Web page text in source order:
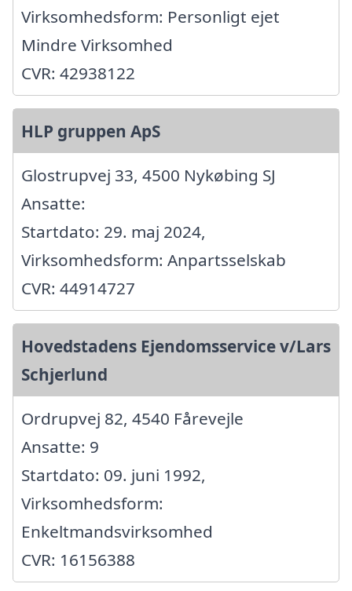
Virksomhedsform: Personligt ejet
Mindre Virksomhed
CVR: 42938122
HLP gruppen ApS
Glostrupvej 33, 4500 Nykøbing SJ
Ansatte:
Startdato: 29. maj 2024,
Virksomhedsform: Anpartsselskab
CVR: 44914727
Hovedstadens Ejendomsservice v/Lars
Schjerlund
Ordrupvej 82, 4540 Fårevejle
Ansatte: 9
Startdato: 09. juni 1992,
Virksomhedsform:
Enkeltmandsvirksomhed
CVR: 16156388